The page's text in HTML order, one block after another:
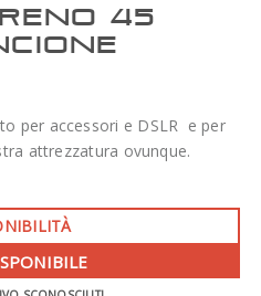
45
per accessori e DSLR e per
attrezzatura ovunque.